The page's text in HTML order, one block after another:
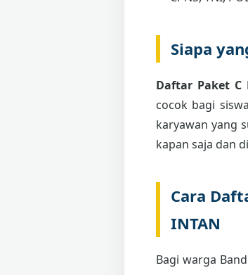
Siapa
Daftar Paket C
cocok bagi
karyawan yang
kapan saja dan
Cara
INTAN
Bagi warga